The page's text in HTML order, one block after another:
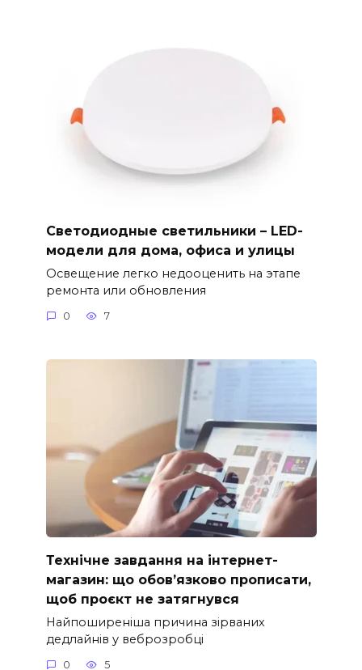
Светодиодные светильники – LED-
модели для дома, офиса и улицы
Освещение легко недооценить на этапе
ремонта или обновления
0 7
Технічне завдання на інтернет-
магазин: що обов’язково прописати,
щоб проєкт не затягнувся
Найпоширеніша причина зірваних
дедлайнів у веброзробці
0 5